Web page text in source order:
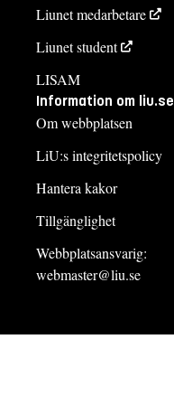
Liunet medarbetare
Liunet student
LISAM
Information om liu.se
Om webbplatsen
LiU:s integritetspolicy
Hantera kakor
Tillgänglighet
Webbplatsansvarig:
webmaster@liu.se